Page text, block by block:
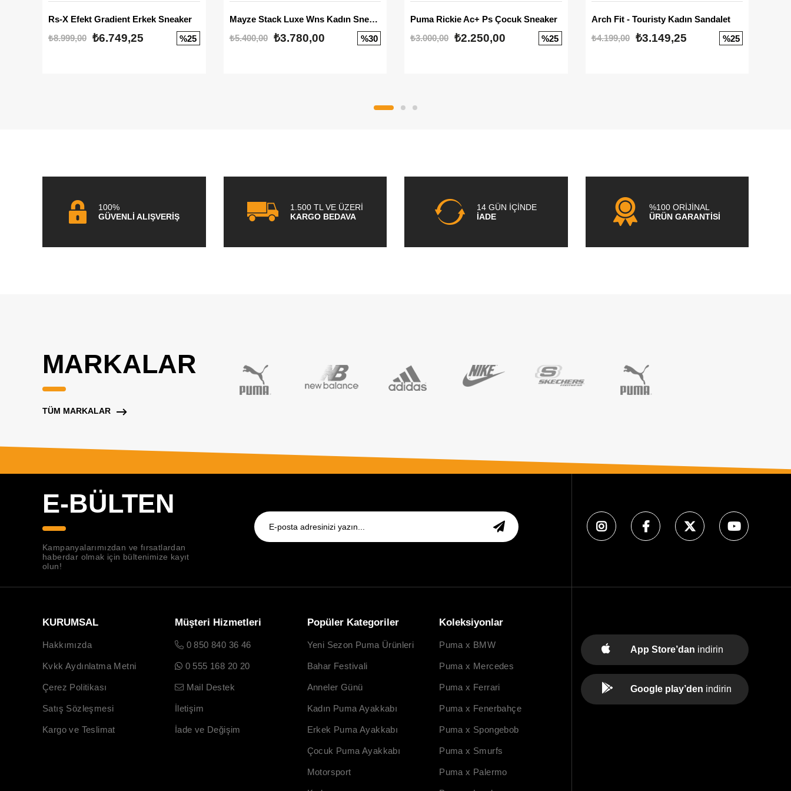
Rs-X Efekt Gradient Erkek Sneaker
₺8.999,00 ₺6.749,25 %25
Mayze Stack Luxe Wns Kadın Sneaker
₺5.400,00
₺3.780,00 %30
Puma Rickie Ac+ Ps Çocuk Sneaker
₺3.000,00 ₺2.250,00 %25
Arch Fit - Touristy Kadın Sandalet
₺4.199,00
₺3.149,25 %25
100%
GÜVENLİ ALIŞVERİŞ
1.500 TL VE ÜZERİ
KARGO BEDAVA
14 GÜN İÇİNDE
İADE
%100 ORİJİNAL
ÜRÜN GARANTİSİ
MARKALAR
TÜM MARKALAR
E-BÜLTEN
Kampanyalarımızdan ve fırsatlardan
haberdar olmak için bültenimize kayıt
olun!
KURUMSAL
Hakkımızda
Kvkk Aydınlatma Metni
Çerez Politikası
Satış Sözleşmesi
Kargo ve Teslimat
Müşteri Hizmetleri
0 850 840 36 46
0 555 168 20 20
Mail Destek
İletişim
İade ve Değişim
Popüler Kategoriler
Yeni Sezon Puma Ürünleri
Bahar Festivali
Anneler Günü
Kadın Puma Ayakkabı
Erkek Puma Ayakkabı
Çocuk Puma Ayakkabı
Motorsport
Koleksiyonlar
Puma x BMW
Puma x Mercedes
Puma x Ferrari
Puma x Fenerbahçe
Puma x Spongebob
Puma x Smurfs
Puma x Palermo
App Store’dan indirin
Google play’den indirin